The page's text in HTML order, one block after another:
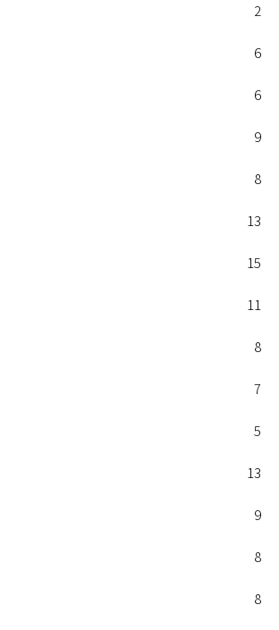
2
6
6
9
8
13
15
11
8
7
5
13
9
8
8